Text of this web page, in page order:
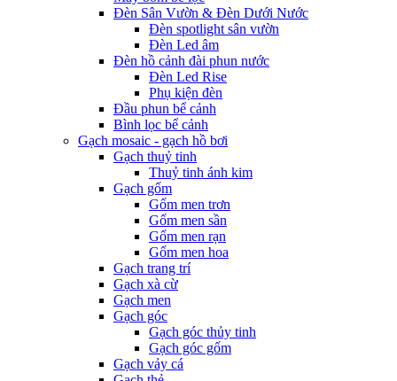
Đèn Sân Vườn & Đèn Dưới Nước
Đèn spotlight sân vườn
Đèn Led âm
Đèn hồ cảnh đài phun nước
Đèn Led Rise
Phụ kiện đèn
Đầu phun bể cảnh
Bình lọc bể cảnh
Gạch mosaic - gạch hồ bơi
Gạch thuỷ tinh
Thuỷ tinh ánh kim
Gạch gốm
Gốm men trơn
Gốm men sần
Gốm men rạn
Gốm men hoa
Gạch trang trí
Gạch xà cừ
Gạch men
Gạch góc
Gạch góc thủy tinh
Gạch góc gốm
Gạch vảy cá